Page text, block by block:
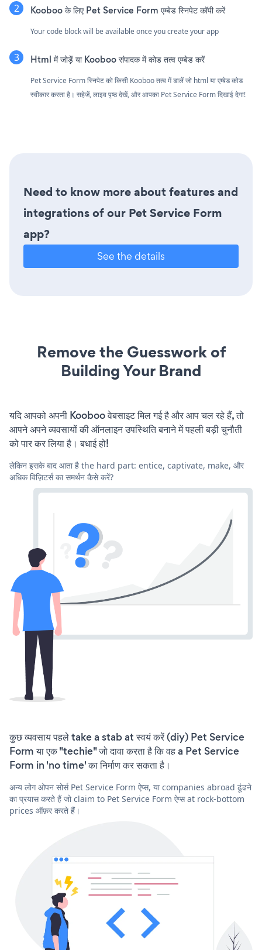
Kooboo के लिए Pet Service Form एम्बेड स्निपेट कॉपी करें
Your code block will be available once you create your app
Html में जोड़ें या Kooboo संपादक में कोड तत्व एम्बेड करें
Pet Service Form स्निपेट को किसी Kooboo तत्व में डालें जो html या एम्बेड कोड
स्वीकार करता है। सहेजें, लाइव पृष्ठ देखें, और आपका Pet Service Form दिखाई देगा!
Need to know more about features and
integrations of our Pet Service Form
app?
See the details
Remove the Guesswork of
Building Your Brand
यदि आपको अपनी Kooboo वेबसाइट मिल गई है और आप चल रहे हैं, तो
आपने अपने व्यवसायों की ऑनलाइन उपस्थिति बनाने में पहली बड़ी चुनौती
को पार कर लिया है। बधाई हो!
लेकिन इसके बाद आता है the hard part: entice, captivate, make, और
अधिक विज़िटर्स का समर्थन कैसे करें?
कुछ व्यवसाय पहले take a stab at स्वयं करें (diy) Pet Service
Form या एक "techie" जो दावा करता है कि वह a Pet Service
Form in 'no time' का निर्माण कर सकता है।
अन्य लोग ओपन सोर्स Pet Service Form ऐप्स, या companies abroad ढूंढने
का प्रयास करते हैं जो claim to Pet Service Form ऐप्स at rock-bottom
prices ऑफ़र करते हैं।